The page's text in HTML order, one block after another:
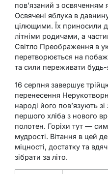
пов’язаний з освяченням
Освячені яблука в
цілющими. Їх приносили
літніми родичами, а
Світло Преображення в
перетворюється на
та сили переживати будь-
16 серпня завершує
перенесення
народі його пов’язують
першого хліба з нового
полотен. Горіхи тут —
мудрості. Вітання в цей
міцності, достатку та
зібрати за літо.